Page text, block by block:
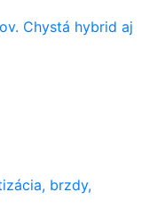
Chystá hybrid aj
brzdy,